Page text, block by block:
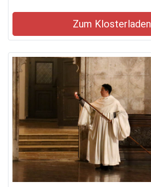
Zum Klosterladen